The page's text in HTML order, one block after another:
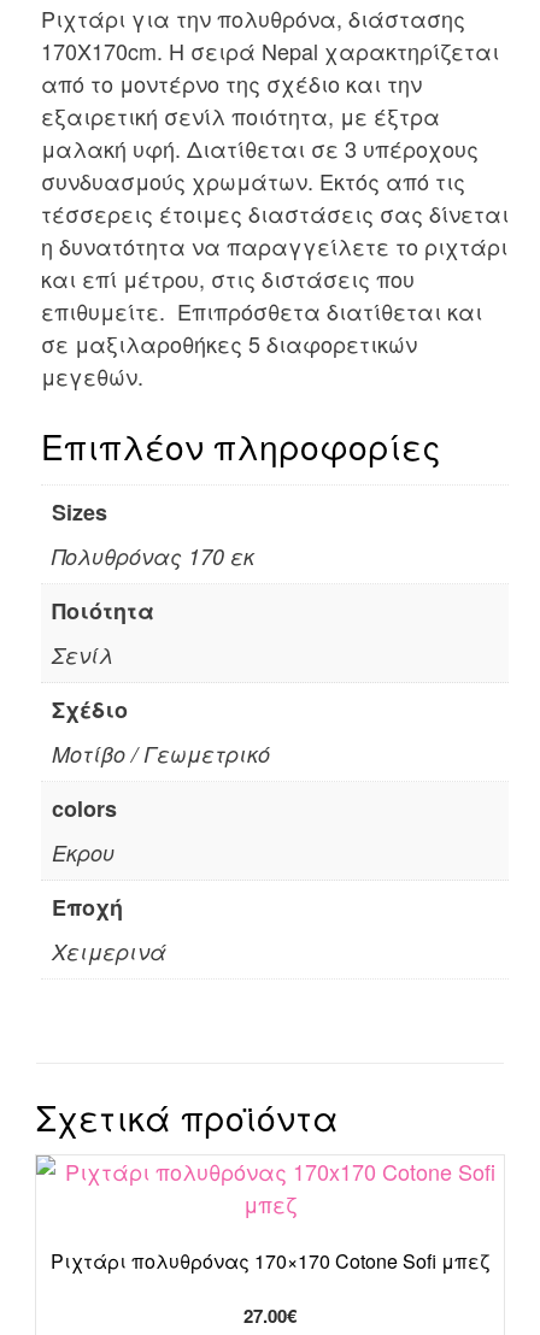
Ριχτάρι για την πολυθρόνα, διάστασης
170Χ170cm. Η σειρά Nepal χαρακτηρίζεται
από το μοντέρνο της σχέδιο και την
εξαιρετική σενίλ ποιότητα, με έξτρα
μαλακή υφή. Διατίθεται σε 3 υπέροχους
συνδυασμούς χρωμάτων. Εκτός από τις
τέσσερεις έτοιμες διαστάσεις σας δίνεται
η δυνατότητα να παραγγείλετε το ριχτάρι
και επί μέτρου, στις διστάσεις που
επιθυμείτε. Επιπρόσθετα διατίθεται και
σε μαξιλαροθήκες 5 διαφορετικών
μεγεθών.
Επιπλέον πληροφορίες
Sizes
Πολυθρόνας 170 εκ
Ποιότητα
Σενίλ
Σχέδιο
Μοτίβο / Γεωμετρικό
colors
Εκρου
Εποχή
Χειμερινά
Σχετικά προϊόντα
Ριχτάρι πολυθρόνας 170×170 Cotone Sofi μπεζ
27.00€